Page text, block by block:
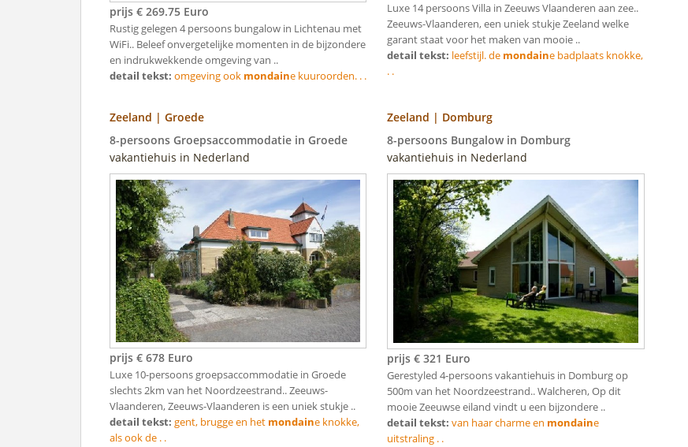
prijs € 269.75 Euro
Rustig gelegen 4 persoons bungalow in Lichtenau met
WiFi.. Beleef onvergetelijke momenten in de bijzondere
en indrukwekkende omgeving van ..
detail tekst: omgeving ook mondaine kuuroorden. . .
Luxe 14 persoons Villa in Zeeuws Vlaanderen aan zee..
Zeeuws-Vlaanderen, een uniek stukje Zeeland welke
garant staat voor het maken van mooie ..
detail tekst: leefstijl. de mondaine badplaats knokke,
. .
Zeeland | Groede
8-persoons Groepsaccommodatie in Groede
vakantiehuis in Nederland
prijs € 678 Euro
Luxe 10-persoons groepsaccommodatie in Groede
slechts 2km van het Noordzeestrand.. Zeeuws-
Vlaanderen, Zeeuws-Vlaanderen is een uniek stukje ..
detail tekst: gent, brugge en het mondaine knokke,
als ook de . .
Zeeland | Domburg
8-persoons Bungalow in Domburg
vakantiehuis in Nederland
prijs € 321 Euro
Gerestyled 4-persoons vakantiehuis in Domburg op
500m van het Noordzeestrand.. Walcheren, Op dit
mooie Zeeuwse eiland vindt u een bijzondere ..
detail tekst: van haar charme en mondaine
uitstraling . .